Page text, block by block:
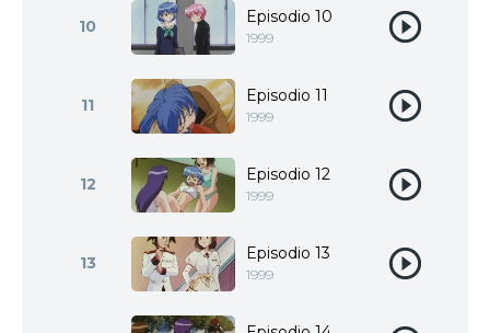
10 Episodio 10
1999
11 Episodio 11
1999
12 Episodio 12
1999
13 Episodio 13
1999